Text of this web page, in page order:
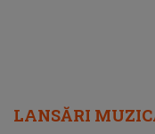
LANSĂRI